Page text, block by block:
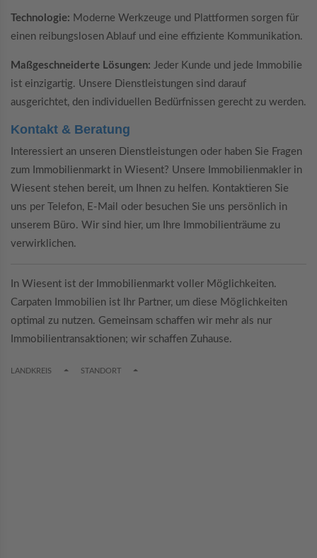
Technologie: Moderne Werkzeuge und Plattformen sorgen für
einen reibungslosen Ablauf und eine effiziente Kommunikation.
Maßgeschneiderte Lösungen: Jeder Kunde und jede Immobilie
ist einzigartig. Unsere Dienstleistungen sind darauf
ausgerichtet, den individuellen Bedürfnissen gerecht zu werden.
Kontakt & Beratung
Interessiert an unseren Dienstleistungen oder haben Sie Fragen
zum Immobilienmarkt in Wiesent? Unsere Immobilienmakler in
Wiesent stehen bereit, um Ihnen zu helfen. Kontaktieren Sie
uns per Telefon, E-Mail oder besuchen Sie uns persönlich in
unserem Büro. Wir sind hier, um Ihre Immobilienträume zu
verwirklichen.
In Wiesent ist der Immobilienmarkt voller Möglichkeiten.
Carpaten Immobilien ist Ihr Partner, um diese Möglichkeiten
optimal zu nutzen. Gemeinsam schaffen wir mehr als nur
Immobilientransaktionen; wir schaffen Zuhause.
LANDKREIS TOGGLE DROPDOWN
STANDORT TOGGLE DROPDOWN